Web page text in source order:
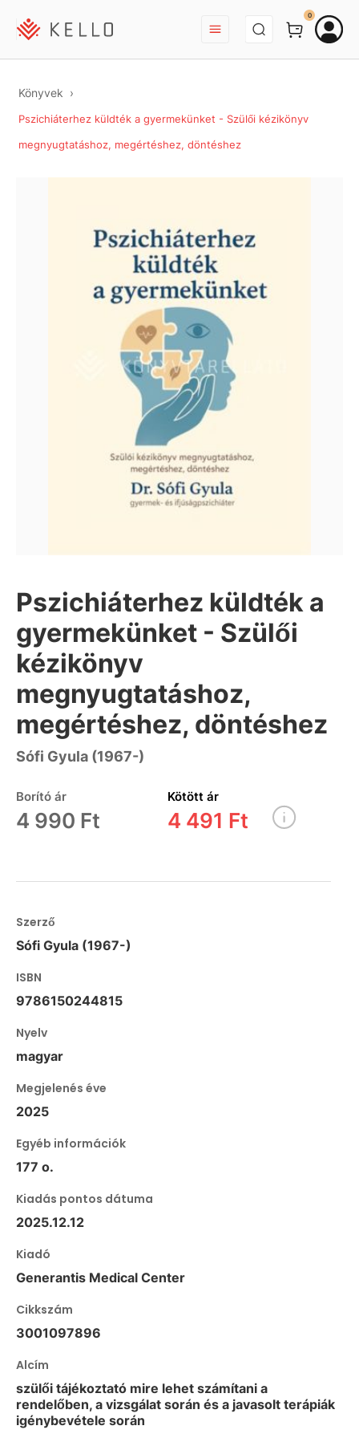
BEJELENTKEZÉS
0
Könyvek
Pszichiáterhez küldték a gyermekünket - Szülői kézikönyv
megnyugtatáshoz, megértéshez, döntéshez
Pszichiáterhez küldték a
gyermekünket - Szülői
kézikönyv
megnyugtatáshoz,
megértéshez, döntéshez
Sófi Gyula (1967-)
Borító ár
4 990 Ft
Kötött ár
4 491 Ft
Szerző
Sófi Gyula (1967-)
ISBN
9786150244815
Nyelv
magyar
Megjelenés éve
2025
Egyéb információk
177 o.
Kiadás pontos dátuma
2025.12.12
Kiadó
Generantis Medical Center
Cikkszám
3001097896
Alcím
szülői tájékoztató mire lehet számítani a
rendelőben, a vizsgálat során és a javasolt terápiák
igénybevétele során